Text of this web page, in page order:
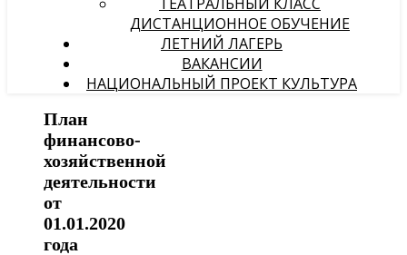
ДИСТАНЦИОННОЕ ОБУЧЕНИЕ
ЛЕТНИЙ ЛАГЕРЬ
ВАКАНСИИ
НАЦИОНАЛЬНЫЙ ПРОЕКТ КУЛЬТУРА
План
финансово-
хозяйственной
деятельности
от
01.01.2020
года